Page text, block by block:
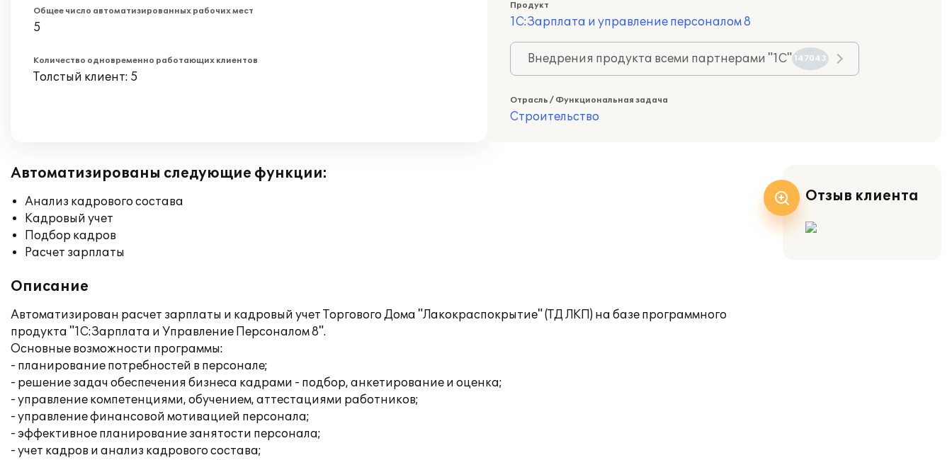
Общее число автоматизированных рабочих мест
5
Количество одновременно работающих клиентов
Толстый клиент: 5
Продукт
1С:Зарплата и управление персоналом 8
Внедрения продукта всеми партнерами "1С" 147043
Отрасль / Функциональная задача
Строительство
Автоматизированы следующие функции:
Анализ кадрового состава
Кадровый учет
Подбор кадров
Расчет зарплаты
Описание
Автоматизирован расчет зарплаты и кадровый учет Торгового Дома "Лакокраспокрытие" (ТД ЛКП) на базе программного
продукта "1С:Зарплата и Управление Персоналом 8".
Основные возможности программы:
- планирование потребностей в персонале;
- решение задач обеспечения бизнеса кадрами - подбор, анкетирование и оценка;
- управление компетенциями, обучением, аттестациями работников;
- управление финансовой мотивацией персонала;
- эффективное планирование занятости персонала;
- учет кадров и анализ кадрового состава;
Отзыв клиента